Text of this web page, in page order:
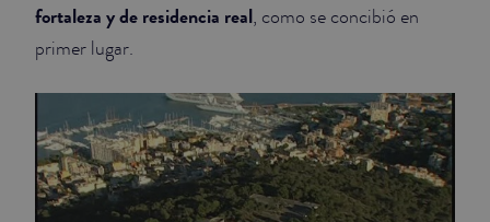
fortaleza y de residencia real, como se concibió en
primer lugar.